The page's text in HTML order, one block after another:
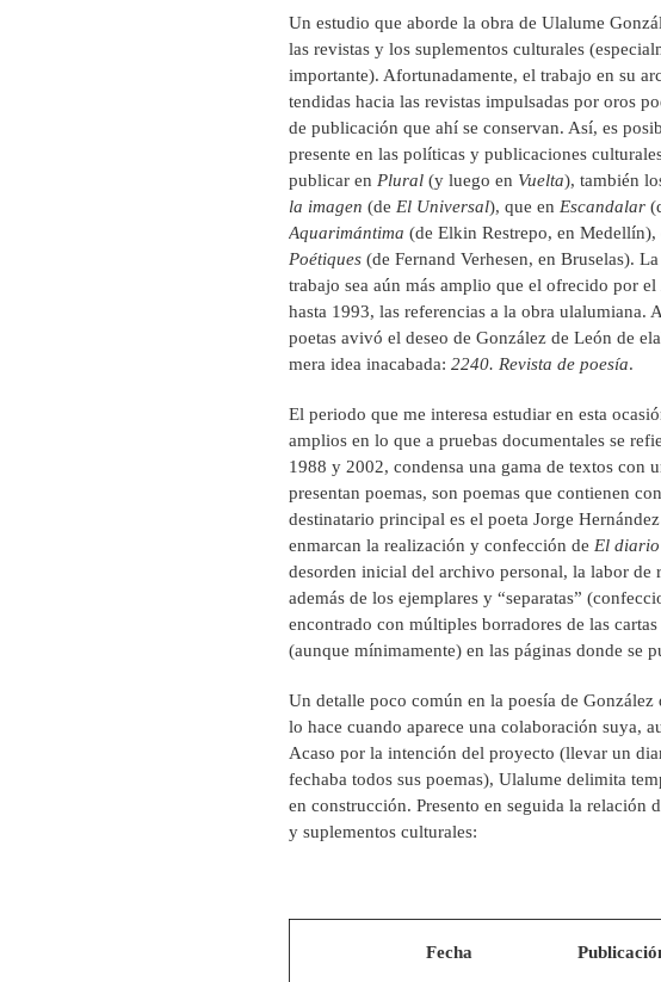
Un estudio que aborde la obra de Ulalume
las revistas y los suplementos culturales
importante). Afortunadamente, el trabajo en su
tendidas hacia las revistas impulsadas por oros
de publicación que ahí se conservan. Así, es
presente en las políticas y publicaciones
publicar en Plural (y luego en Vuelta), también
la imagen (de El Universal), que en Escandalar
Aquarimántima (de Elkin Restrepo, en Medellín),
Poétiques (de Fernand Verhesen, en Bruselas).
trabajo sea aún más amplio que el ofrecido por el
hasta 1993, las referencias a la obra ulalumiana.
poetas avivó el deseo de González de León de
mera idea inacabada: 2240. Revista de poesía.
El periodo que me interesa estudiar en esta
amplios en lo que a pruebas documentales se
1988 y 2002, condensa una gama de textos con
presentan poemas, son poemas que contienen
destinatario principal es el poeta Jorge
enmarcan la realización y confección de El
desorden inicial del archivo personal, la labor de
además de los ejemplares y “separatas”
encontrado con múltiples borradores de las
(aunque mínimamente) en las páginas donde se
Un detalle poco común en la poesía de
lo hace cuando aparece una colaboración suya,
Acaso por la intención del proyecto (llevar un
fechaba todos sus poemas), Ulalume delimita
en construcción. Presento en seguida la relación
y suplementos culturales:
Fecha